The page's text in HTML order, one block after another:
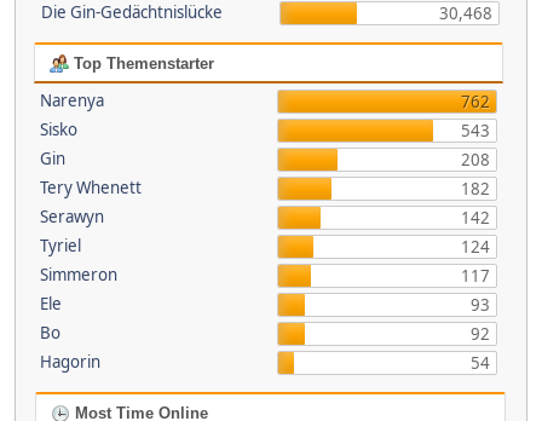
Die Gin-Gedächtnislücke 30,468
Top Themenstarter
Narenya
762
Sisko
543
Gin
208
Tery Whenett
182
Serawyn
142
Tyriel
124
Simmeron
117
Ele
93
Bo
92
Hagorin
54
Most Time Online